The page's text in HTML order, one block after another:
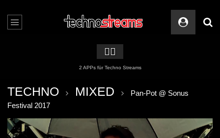
🏳️‍🌈
2 APPs für Techno Streams
TECHNO MIXED
Pan-Pot @ Sonus
Festival 2017